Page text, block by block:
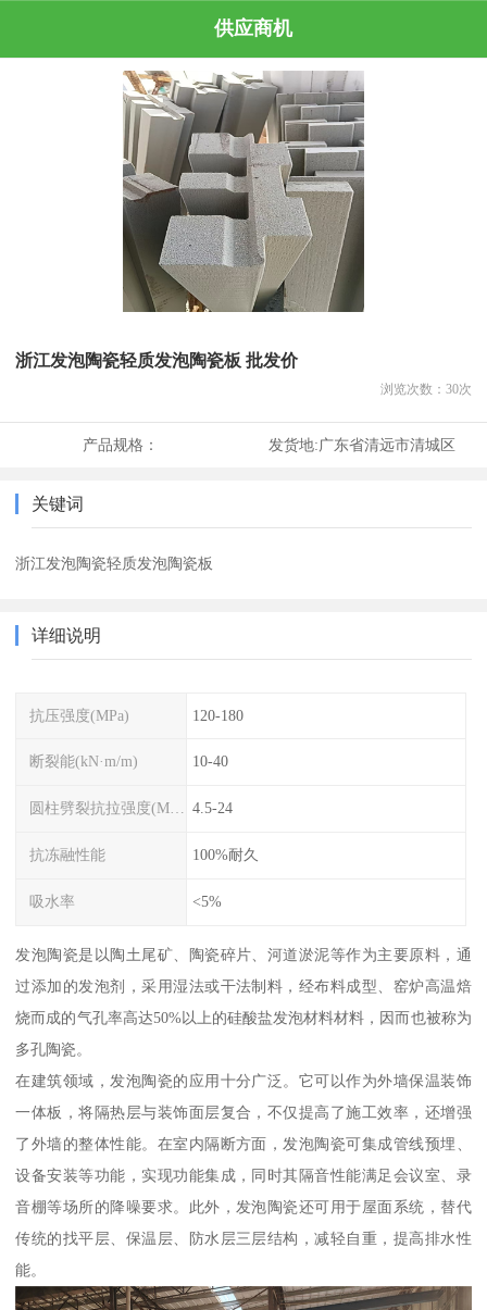
供应商机
浙江发泡陶瓷轻质发泡陶瓷板 批发价
浏览次数： 30次
产品规格： 发货地:广东省清远市清城区
关键词
浙江发泡陶瓷轻质发泡陶瓷板
详细说明
抗压强度(MPa) 120-180
断裂能(kN·m/m) 10-40
圆柱劈裂抗拉强度(MPa) 4.5-24
抗冻融性能 100%耐久
吸水率 <5%
发泡陶瓷是以陶土尾矿、陶瓷碎片、河道淤泥等作为主要原料，通
过添加的发泡剂，采用湿法或干法制料，经布料成型、窑炉高温焙
烧而成的气孔率高达50%以上的硅酸盐发泡材料材料，因而也被称为
多孔陶瓷。
在建筑领域，发泡陶瓷的应用十分广泛。它可以作为外墙保温装饰
一体板，将隔热层与装饰面层复合，不仅提高了施工效率，还增强
了外墙的整体性能。在室内隔断方面，发泡陶瓷可集成管线预埋、
设备安装等功能，实现功能集成，同时其隔音性能满足会议室、录
音棚等场所的降噪要求。此外，发泡陶瓷还可用于屋面系统，替代
传统的找平层、保温层、防水层三层结构，减轻自重，提高排水性
能。